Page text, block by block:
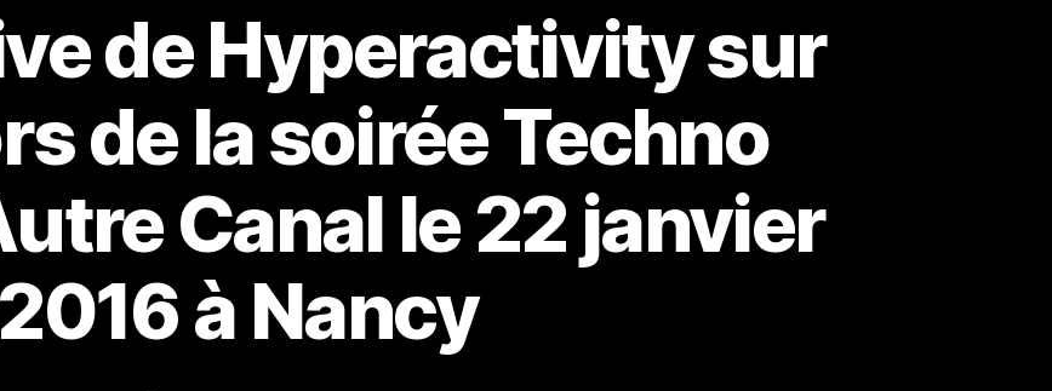
de Hyperactivity sur
de la soirée Techno
Canal le 22 janvier
2016 à Nancy